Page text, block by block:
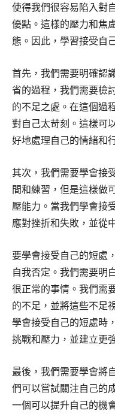
使得我們很容易陷入對
優點。這樣的壓力和焦
態。因此，學習接受自
首先，我們需要明確認
省的過程，我們需要檢
的不足之處。在這個過
對自己太苛刻。這樣可
好地處理自己的情緒和
其次，我們需要學會接
間和練習，但是這樣做
壓能力。當我們學會接
應對挫折和失敗，並從
要學會接受自己的短處
自我否定。我們需要明
很正常的事情。我們需
的不足，並將這些不足
學會接受自己的短處時
挑戰和壓力，並建立更
最後，我們需要學會將
們可以嘗試關注自己的
一個可以提升自己的機